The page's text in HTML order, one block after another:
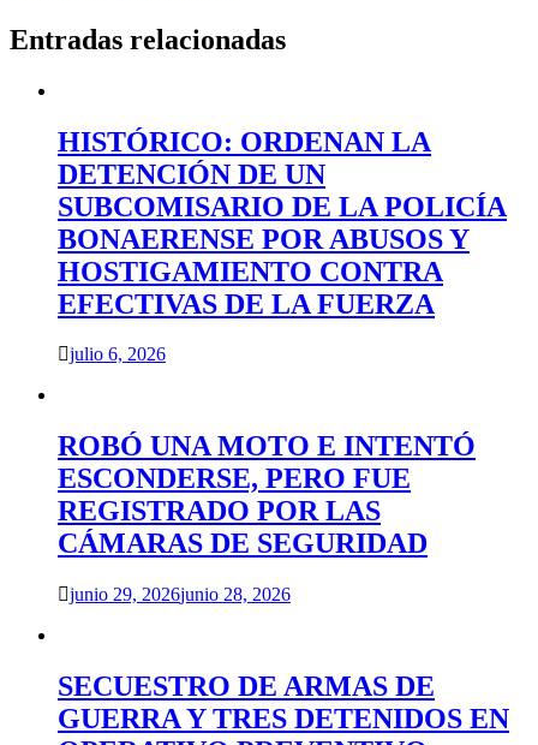
Entradas relacionadas
HISTÓRICO: ORDENAN LA
DETENCIÓN DE UN
SUBCOMISARIO DE LA POLICÍA
BONAERENSE POR ABUSOS Y
HOSTIGAMIENTO CONTRA
EFECTIVAS DE LA FUERZA
julio 6, 2026
ROBÓ UNA MOTO E INTENTÓ
ESCONDERSE, PERO FUE
REGISTRADO POR LAS
CÁMARAS DE SEGURIDAD
junio 29, 2026junio 28, 2026
SECUESTRO DE ARMAS DE
GUERRA Y TRES DETENIDOS EN